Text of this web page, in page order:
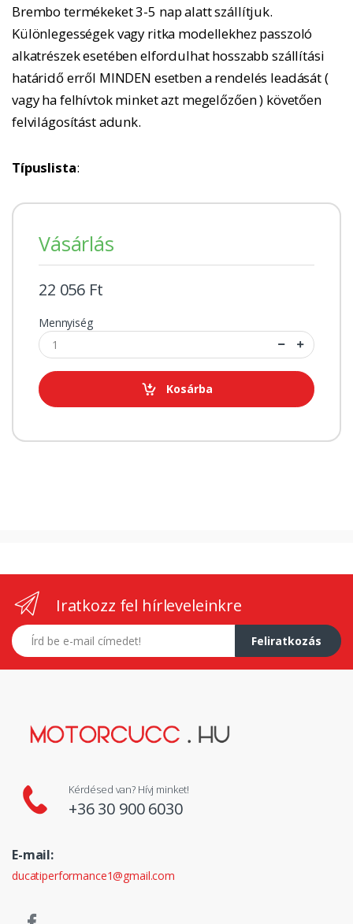
Brembo termékeket 3-5 nap alatt szállítjuk.
Különlegességek vagy ritka modellekhez passzoló
alkatrészek esetében elfordulhat hosszabb szállítási
határidő erről MINDEN esetben a rendelés leadását (
vagy ha felhívtok minket azt megelőzően ) követően
felvilágosítást adunk.
Típuslista:
Vásárlás
22 056 Ft
Mennyiség
Kosárba
Iratkozz fel hírleveleinkre
E-mail címed
Feliratkozás
Kérdésed van? Hívj minket!
+36 30 900 6030
E-mail:
ducatiperformance1@gmail.com